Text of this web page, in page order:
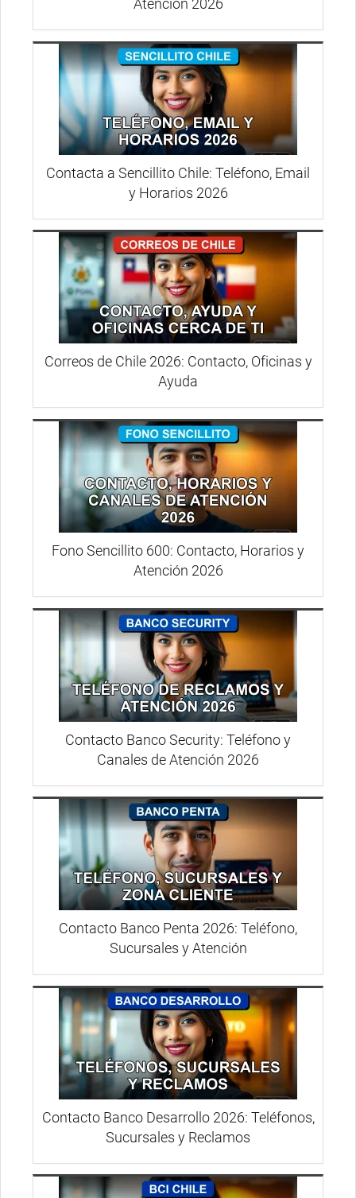
Atención 2026
Contacta a Sencillito Chile: Teléfono, Email
y Horarios 2026
Correos de Chile 2026: Contacto, Oficinas y
Ayuda
Fono Sencillito 600: Contacto, Horarios y
Atención 2026
Contacto Banco Security: Teléfono y
Canales de Atención 2026
Contacto Banco Penta 2026: Teléfono,
Sucursales y Atención
Contacto Banco Desarrollo 2026: Teléfonos,
Sucursales y Reclamos